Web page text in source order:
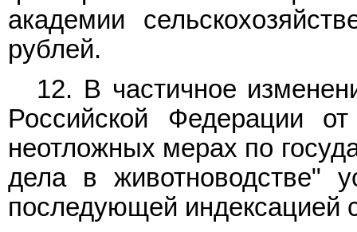
академии
рублей.
12. В частичное
Российской Федерации
неотложных мерах по
дела в животноводстве"
последующей индексацией